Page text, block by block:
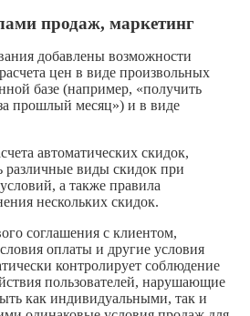
продаж, маркетинг
добавлены возможности
цен в виде произвольных
базе (например, «получить
прошлый месяц») и в виде
автоматических скидок,
различные виды скидок при
а также правила
нескольких скидок.
соглашения с клиентом,
оплаты и другие условия
контролирует соблюдение
пользователей, нарушающие
как индивидуальными, так и